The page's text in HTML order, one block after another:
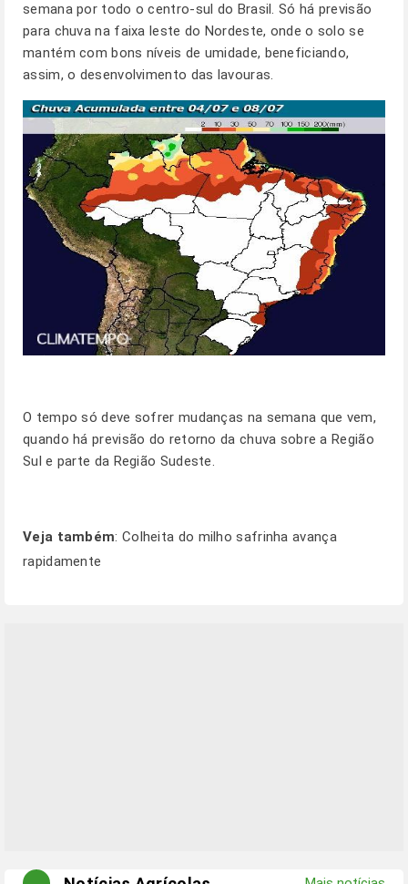
semana por todo o centro-sul do Brasil. Só há previsão
para chuva na faixa leste do Nordeste, onde o solo se
mantém com bons níveis de umidade, beneficiando,
assim, o desenvolvimento das lavouras.
O tempo só deve sofrer mudanças na semana que vem,
quando há previsão do retorno da chuva sobre a Região
Sul e parte da Região Sudeste.
Veja também: Colheita do milho safrinha avança
rapidamente